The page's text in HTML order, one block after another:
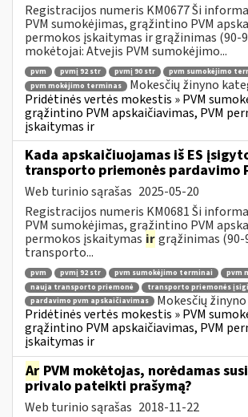
Registracijos numeris KM0677 Ši
PVM sumokėjimas, grąžintino PVM
permokos įskaitymas ir grąžinimas (90-
mokėtojai: Atvejis PVM sumokėjimo...
pvm pvmį 92 str pvmį 90 str
pvm sumokėjimo
pvm mokėjimo terminas
Mokesčių žinyno
Pridėtinės vertės mokestis » PVM
grąžintino PVM apskaičiavimas, PVM
įskaitymas ir
Kada apskaičiuojamas iš ES
transporto priemonės pardavimo
Web turinio sąrašas 2025-05-20
Registracijos numeris KM0681 Ši
PVM sumokėjimas, grąžintino PVM
permokos įskaitymas irgrąžinimas (90-
transporto...
pvm pvmį 92 str pvm sumokėjimo terminai
pvm
nauja transporto priemonė
transporto priemonės
pardavimo pvm apskaičiavimas
Mokesčių
Pridėtinės vertės mokestis » PVM
grąžintino PVM apskaičiavimas, PVM
įskaitymas ir
Ar PVM mokėtojas, norėdamas
privalo pateikti prašymą?
Web turinio sąrašas 2018-11-22